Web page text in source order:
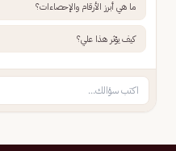
ما هي أبرز الأرقام والإحصاءات؟
كيف يؤثر هذا علي؟